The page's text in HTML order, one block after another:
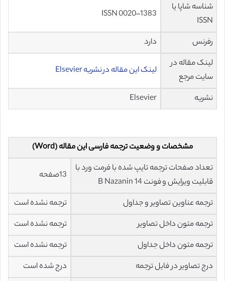
شناسه شاپا یا
ISSN
ISSN 0020–1383
رفرنس
دارد
لینک مقاله در
سایت مرجع
لینک این مقاله در نشریه Elsevier
نشریه Elsevier
مشخصات و وضعیت ترجمه فارسی این مقاله (Word)
تعداد صفحات ترجمه تایپ شده با فرمت ورد با
قابلیت ویرایش و فونت 14 B Nazanin
13صفحه
ترجمه عناوین تصاویر و جداول
ترجمه نشده است
ترجمه متون داخل تصاویر
ترجمه نشده است
ترجمه متون داخل جداول
ترجمه نشده است
درج تصاویر در فایل ترجمه
درج شده است